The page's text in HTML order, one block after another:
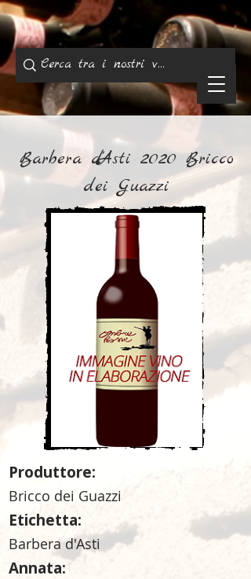
Barbera d'Asti 2020 Bricco
dei Guazzi
Produttore:
Bricco dei Guazzi
Etichetta:
Barbera d'Asti
Annata: